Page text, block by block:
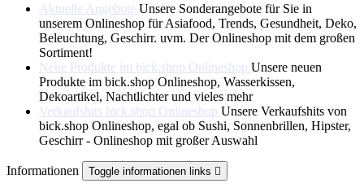
Aktuelle Angebote Unsere Sonderangebote für Sie in
unserem Onlineshop für Asiafood, Trends, Gesundheit, Deko,
Beleuchtung, Geschirr. uvm. Der Onlineshop mit dem großen
Sortiment!
Neue Produkte im bick.shop Onlineshop Unsere neuen
Produkte im bick.shop Onlineshop, Wasserkissen,
Dekoartikel, Nachtlichter und vieles mehr
Verkaufshits bick.shop Onlineshop Unsere Verkaufshits von
bick.shop Onlineshop, egal ob Sushi, Sonnenbrillen, Hipster,
Geschirr - Onlineshop mit großer Auswahl
Informationen Toggle informationen links 